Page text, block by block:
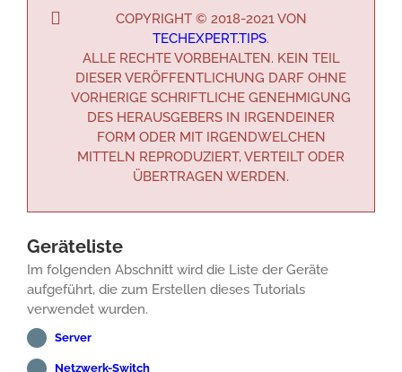
COPYRIGHT © 2018-2021 VON
TECHEXPERT.TIPS.
ALLE RECHTE VORBEHALTEN. KEIN TEIL
DIESER VERÖFFENTLICHUNG DARF OHNE
VORHERIGE SCHRIFTLICHE GENEHMIGUNG
DES HERAUSGEBERS IN IRGENDEINER
FORM ODER MIT IRGENDWELCHEN
MITTELN REPRODUZIERT, VERTEILT ODER
ÜBERTRAGEN WERDEN.
Geräteliste
Im folgenden Abschnitt wird die Liste der Geräte
aufgeführt, die zum Erstellen dieses Tutorials
verwendet wurden.
Server
Netzwerk-Switch